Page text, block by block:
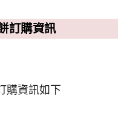
訂購資訊
購資訊如下